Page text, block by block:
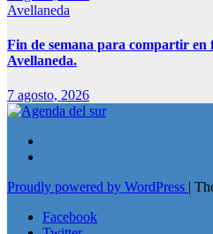
Avellaneda
Fin de semana para compartir en
Avellaneda.
7 agosto, 2026
Proudly powered by WordPress |
Facebook